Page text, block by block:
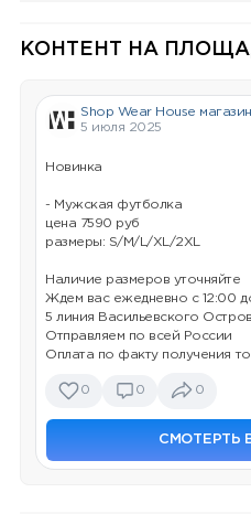
КОНТЕНТ НА
Shop Wear House
5 июля 2025
Новинка
- Мужская футболка
цена 7590 руб
размеры: S/M/L/XL/2XL
Наличие размеров уточняйте
Ждем вас ежедневно с 12:00
5 линия Васильевского
Отправляем по всей России
Оплата по факту получения
0 0 0
СМОТЕРТЬ